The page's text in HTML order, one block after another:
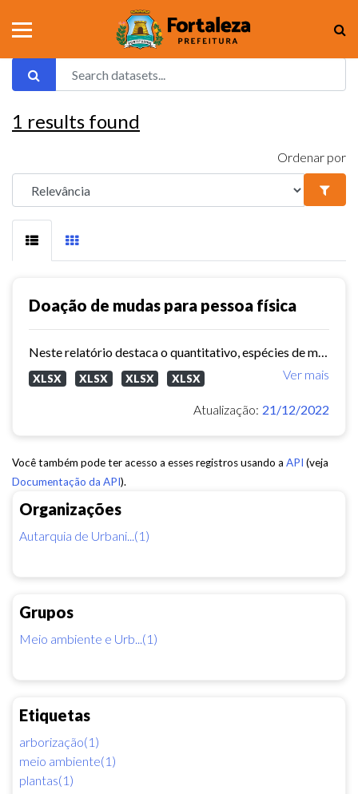
Organizações
Autarquia de Urbani...(1)
Grupos
Meio ambiente e Urb...(1)
Etiquetas
arborização(1)
meio ambiente(1)
plantas(1)
1 results found
Ordenar por
Doação de mudas para pessoa física
Ver mais
XLSX XLSX XLSX XLSX
Atualização: 21/12/2022
Você também pode ter acesso a esses registros usando a API (veja
Documentação da API).